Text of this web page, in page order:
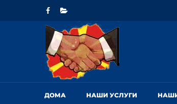
ДОМА НАШИ УСЛУГИ